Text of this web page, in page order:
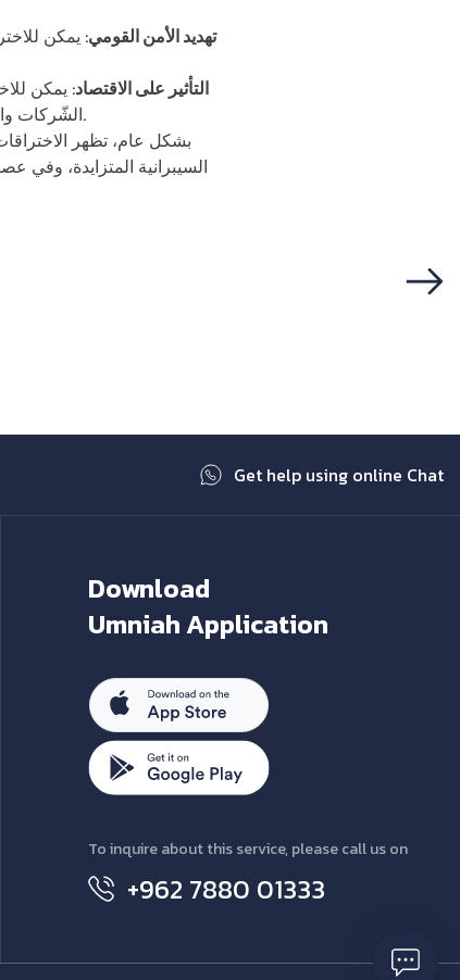
تهديد الأمن القومي: يمكن
التأثير على الاقتصاد: يمكن
الشّركاتحول العالم.
بشكل عام، تظهر الاختراقات
السيبرانية المتزايدة، وفي
Get help using online Chat
Download
Umniah Application
To inquire about this service, please call us on
+962 7880 01333